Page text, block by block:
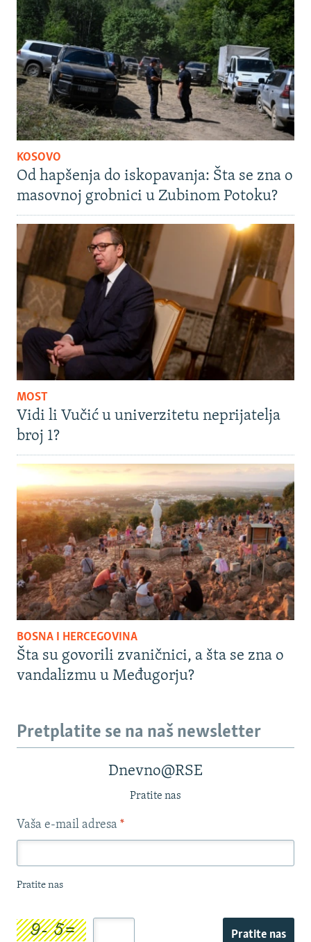
KOSOVO
Od hapšenja do iskopavanja: Šta se zna o
masovnoj grobnici u Zubinom Potoku?
MOST
Vidi li Vučić u univerzitetu neprijatelja
broj 1?
BOSNA I HERCEGOVINA
Šta su govorili zvaničnici, a šta se zna o
vandalizmu u Međugorju?
Pretplatite se na naš newsletter
Dnevno@RSE
Pratite nas
Vaša e-mail adresa *
Pratite nas
Pratite nas